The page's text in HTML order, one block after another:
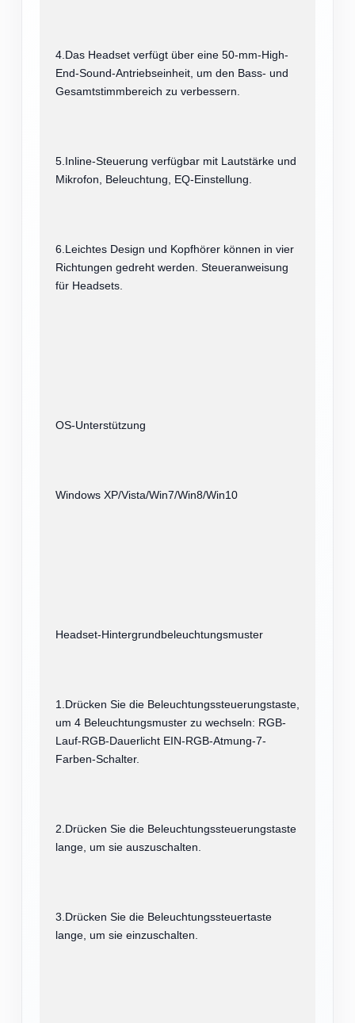
4.Das Headset verfügt über eine 50-mm-High-
End-Sound-Antriebseinheit, um den Bass- und
Gesamtstimmbereich zu verbessern.
5.Inline-Steuerung verfügbar mit Lautstärke und
Mikrofon, Beleuchtung, EQ-Einstellung.
6.Leichtes Design und Kopfhörer können in vier
Richtungen gedreht werden. Steueranweisung
für Headsets.
OS-Unterstützung
Windows XP/Vista/Win7/Win8/Win10
Headset-Hintergrundbeleuchtungsmuster
1.Drücken Sie die Beleuchtungssteuerungstaste,
um 4 Beleuchtungsmuster zu wechseln: RGB-
Lauf-RGB-Dauerlicht EIN-RGB-Atmung-7-
Farben-Schalter.
2.Drücken Sie die Beleuchtungssteuerungstaste
lange, um sie auszuschalten.
3.Drücken Sie die Beleuchtungssteuertaste
lange, um sie einzuschalten.